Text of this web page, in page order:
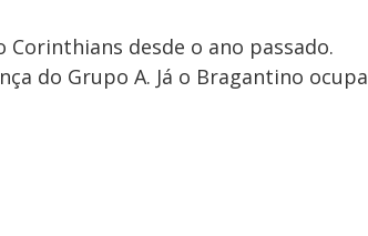
desde o ano passado.
do Grupo A. Já o Bragantino ocupa